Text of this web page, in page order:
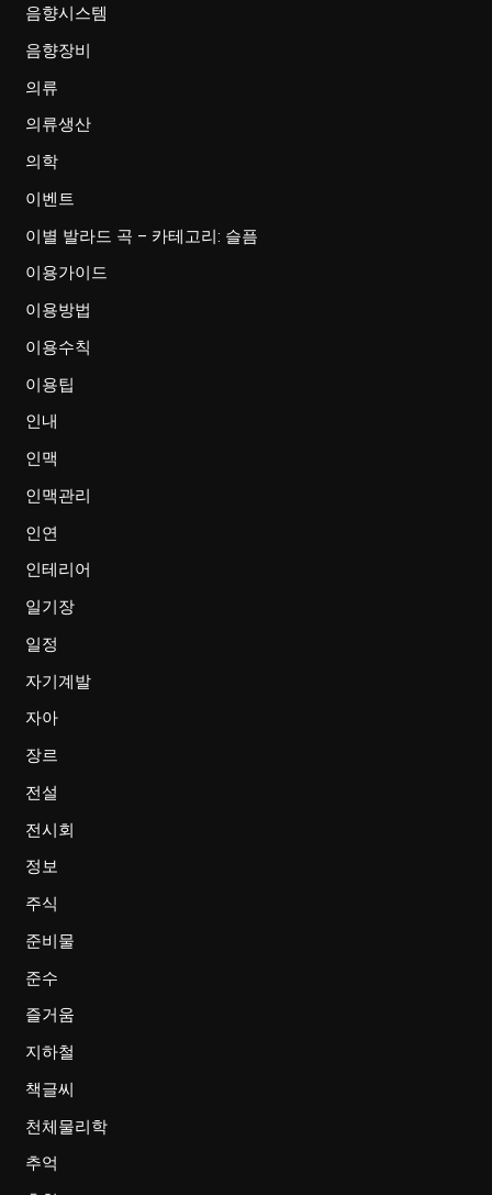
음향시스템
음향장비
의류
의류생산
의학
이벤트
이별 발라드 곡 – 카테고리: 슬픔
이용가이드
이용방법
이용수칙
이용팁
인내
인맥
인맥관리
인연
인테리어
일기장
일정
자기계발
자아
장르
전설
전시회
정보
주식
준비물
준수
즐거움
지하철
책글씨
천체물리학
추억